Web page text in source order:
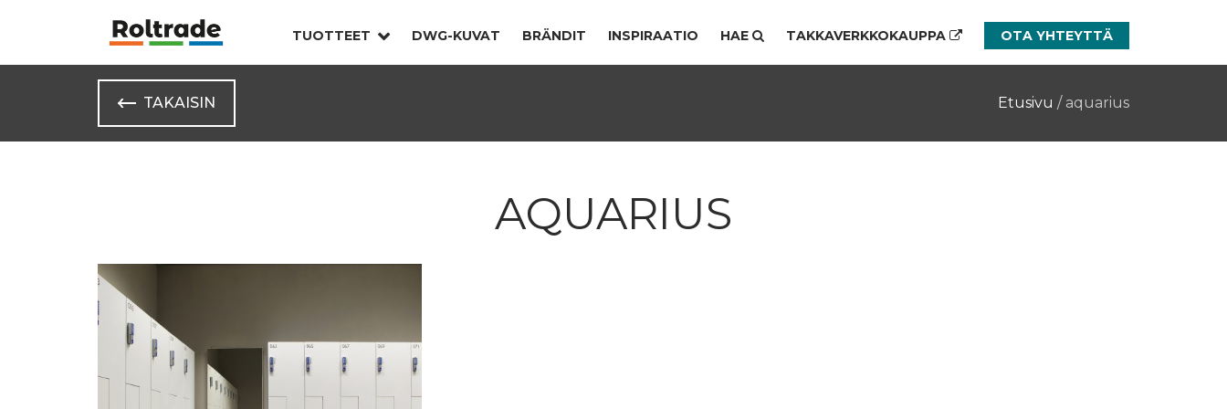
TUOTTEET DWG-KUVAT BRÄNDIT INSPIRAATIO HAE TAKKAVERKKOKAUPPA OTA YHTEYTTÄ
TAKAISIN Etusivu / aquarius
AQUARIUS